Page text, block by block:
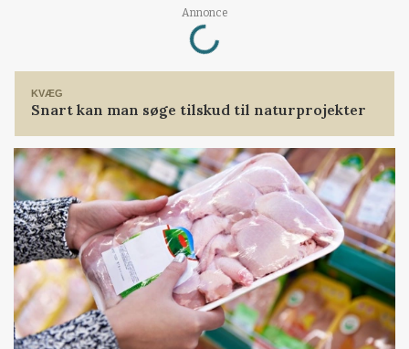
Annonce
Loading...
KVÆG
Snart kan man søge tilskud til naturprojekter